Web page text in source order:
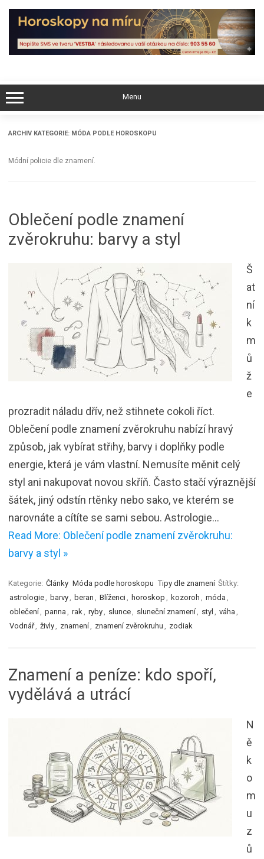
Skip
content
Menu
ARCHIV KATEGORIE: MÓDA PODLE HOROSKOPU
Módní policie dle znamení.
Oblečení podle znamení
zvěrokruhu: barvy a styl
Š
at
ní
k
m
ů
ž
e
prozradit náladu dřív, než stihnete cokoli říct.
Oblečení podle znamení zvěrokruhu nabízí hravý
způsob, jak vybírat střihy, barvy i doplňky podle
energie, která je vám vlastní. Nemusíte měnit celý
styl ani nakupovat novou skříň. Často stačí výraznější
šátek, jiný odstín rtěnky nebo sako, ve kterém se
narovnáte a cítíte se sami sebou. Astrologie…
Read More: Oblečení podle znamení zvěrokruhu:
barvy a styl »
Kategorie: Články Móda podle horoskopu Tipy dle znamení Štítky:
astrologie
barvy beran Blíženci horoskop kozoroh móda
oblečení
panna rak ryby slunce sluneční znamení styl váha
Vodnář
živly znamení znamení zvěrokruhu zodiak
Znamení a peníze: kdo spoří,
vydělává a utrácí
N
ě
k
o
m
u
z
ů